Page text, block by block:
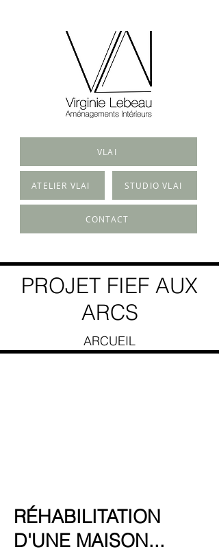
VLAI
ATELIER VLAI STUDIO VLAI
CONTACT
PROJET FIEF AUX
ARCS
ARCUEIL
RÉHABILITATION
D'UNE MAISON...